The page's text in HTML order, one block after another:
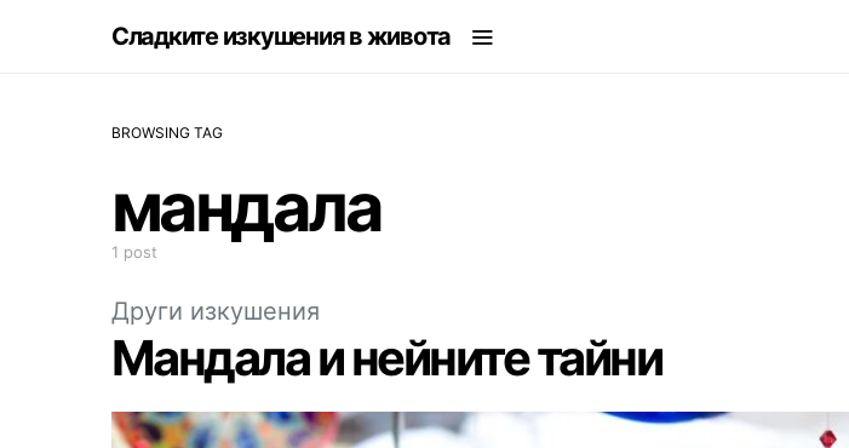
Сладките изкушения в живота
BROWSING TAG
мандала
1 post
Други изкушения
Мандала и нейните тайни